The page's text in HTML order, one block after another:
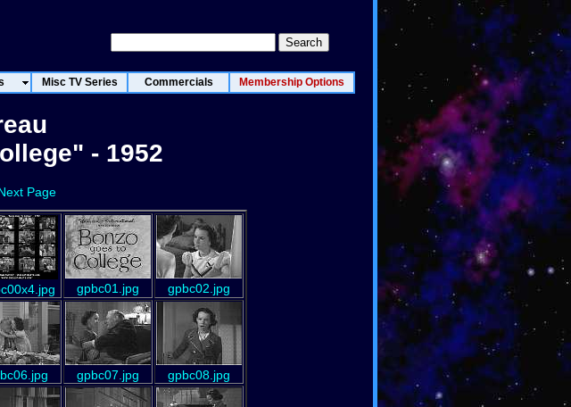
Misc TV Series Commercials Membership Options
- 1952
Page
gpbc01.jpg gpbc02.jpg
gpbc07.jpg gpbc08.jpg